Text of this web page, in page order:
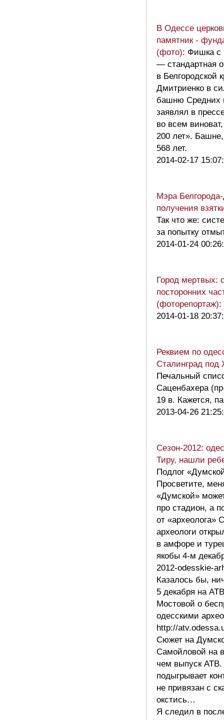
В Одессе
памятник -
(фото): Фишка с
— стандартная
в Белгородской
Дмитриенко в
башню Средних
заявлял в
во всем
200 лет».
568 лет.
2014-02-17
Мэра
получения
Так что же:
за попытку
2014-01-24
Город мертвых:
посторонних
(фоторепортаж):
2014-01-18
Реквием по
Сталинград под
Печальный
Саценбахера
19 в. Кажется,
2013-04-26
Сезон-2012:
Тиру, нашли
Подлог
Просветите,
«Думской»
про стадион, а
от «археолога»
археологи
в амфоре и
якобы 4-м
2012-odesskie-
Казалось бы,
5 декабря на
Мостовой о
одесскими
http://
Сюжет на
Самойловой на
чем выпуск АТВ.
подыгрывает
не привязан с
окстись…
Я следил в